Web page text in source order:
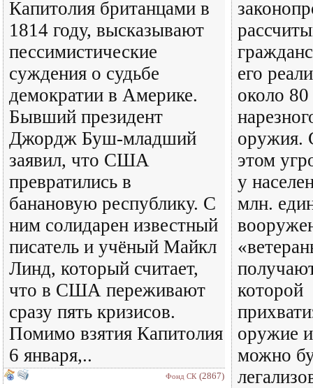
Капитолия британцами в
1814 году, высказывают
пессимистические
суждения о судьбе
демократии в Америке.
Бывший президент
Джордж Буш-младший
заявил, что США
превратились в
банановую республику. С
ним солидарен известный
писатель и учёный Майкл
Линд, который считает,
что в США переживают
сразу пять кризисов.
Помимо взятия Капитолия
6 января,..
Фонд СК (2867)
его
около
оружия.
этом
у
млн.
которой
оружие
можно